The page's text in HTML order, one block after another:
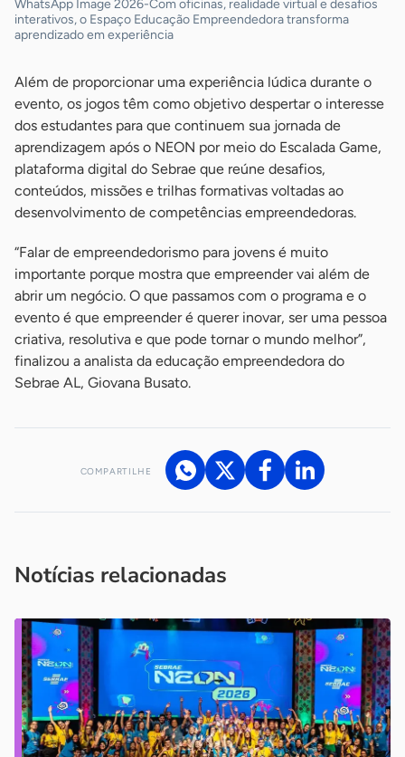
WhatsApp Image 2026-Com oficinas, realidade virtual e desafios
interativos, o Espaço Educação Empreendedora transforma
aprendizado em experiência
Além de proporcionar uma experiência lúdica durante o
evento, os jogos têm como objetivo despertar o interesse
dos estudantes para que continuem sua jornada de
aprendizagem após o NEON por meio do Escalada Game,
plataforma digital do Sebrae que reúne desafios,
conteúdos, missões e trilhas formativas voltadas ao
desenvolvimento de competências empreendedoras.
“Falar de empreendedorismo para jovens é muito
importante porque mostra que empreender vai além de
abrir um negócio. O que passamos com o programa e o
evento é que empreender é querer inovar, ser uma pessoa
criativa, resolutiva e que pode tornar o mundo melhor”,
finalizou a analista da educação empreendedora do
Sebrae AL, Giovana Busato.
COMPARTILHE
Notícias relacionadas